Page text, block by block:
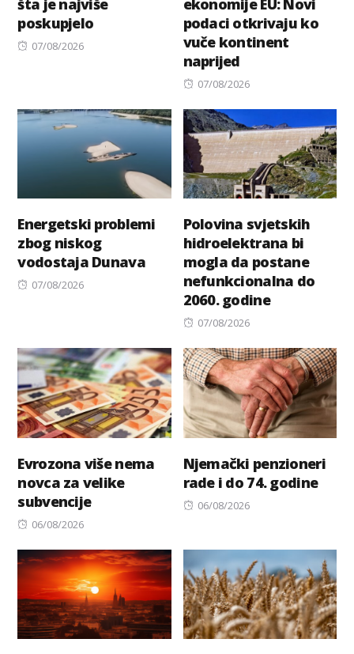
poskupjelo
Posted
07/08/2026
podaci otkrivaju ko
vuče kontinent
naprijed
Posted
07/08/2026
Energetski problemi
zbog niskog
vodostaja Dunava
Posted
07/08/2026
Polovina svjetskih
hidroelektrana bi
mogla da postane
nefunkcionalna do
2060. godine
Posted
07/08/2026
Evrozona više nema
novca za velike
subvencije
Posted
06/08/2026
Njemački penzioneri
rade i do 74. godine
Posted
06/08/2026